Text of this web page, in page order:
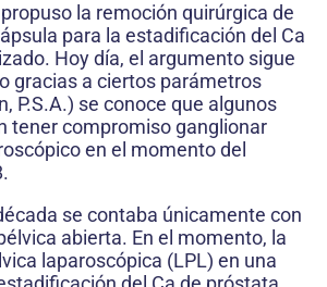
propuso la remoción quirúrgica de
para la estadificación del Ca
Hoy día, el argumento sigue
gracias a ciertos parámetros
P.S.A.) se conoce que algunos
tener compromiso ganglionar
en el momento del
se contaba únicamente con
abierta. En el momento, la
laparoscópica (LPL) en una